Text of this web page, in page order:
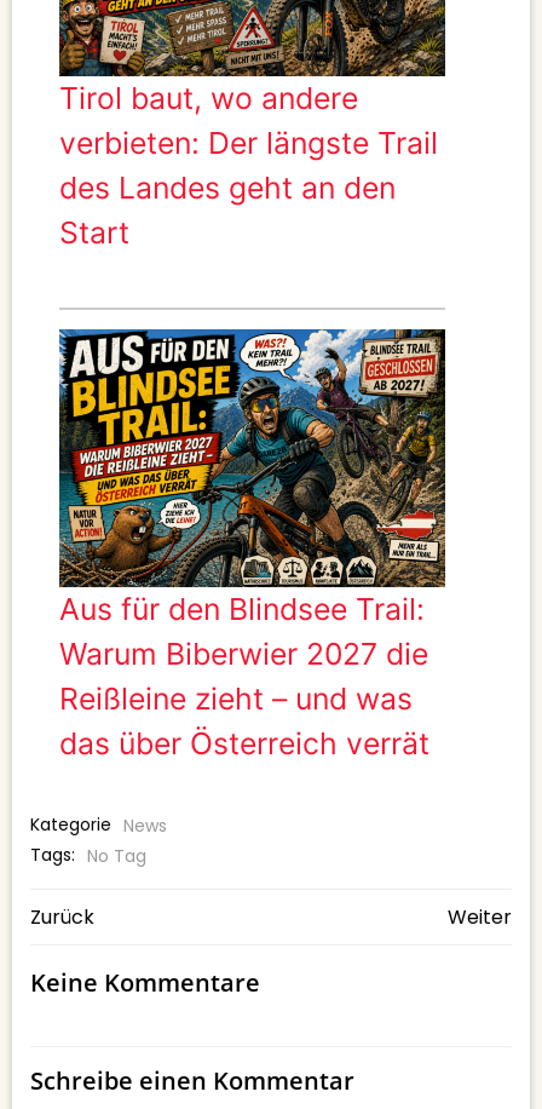
Tirol baut, wo andere
verbieten: Der längste Trail
des Landes geht an den
Start
Aus für den Blindsee Trail:
Warum Biberwier 2027 die
Reißleine zieht – und was
das über Österreich verrät
Kategorie News
Tags: No Tag
BEITRAGSNAVIGATION
Zurück Weiter
Keine Kommentare
Schreibe einen Kommentar